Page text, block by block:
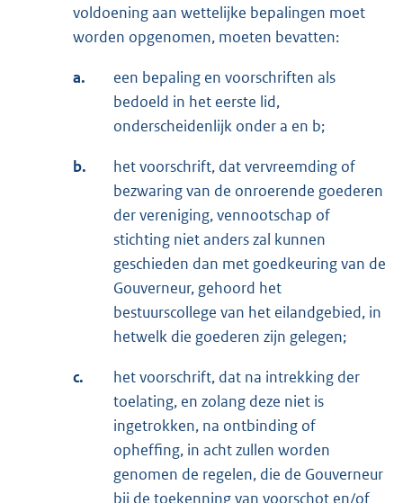
voldoening aan wettelijke bepalingen moet
worden opgenomen, moeten bevatten:
a.
een bepaling en voorschriften als
bedoeld in het eerste lid,
onderscheidenlijk onder a en b;
b.
het voorschrift, dat vervreemding of
bezwaring van de onroerende goederen
der vereniging, vennootschap of
stichting niet anders zal kunnen
geschieden dan met goedkeuring van de
Gouverneur, gehoord het
bestuurscollege van het eilandgebied, in
hetwelk die goederen zijn gelegen;
c.
het voorschrift, dat na intrekking der
toelating, en zolang deze niet is
ingetrokken, na ontbinding of
opheffing, in acht zullen worden
genomen de regelen, die de Gouverneur
bij de toekenning van voorschot en/of